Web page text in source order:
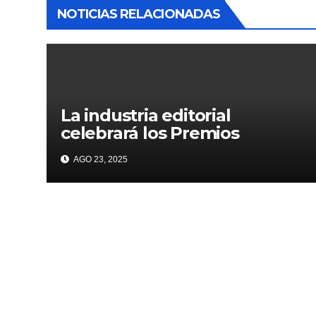
NOTICIAS RELACIONADAS
La industria editorial
celebrará los Premios
CANIEM 2025 el 12 de
noviembre
AGO 23, 2025